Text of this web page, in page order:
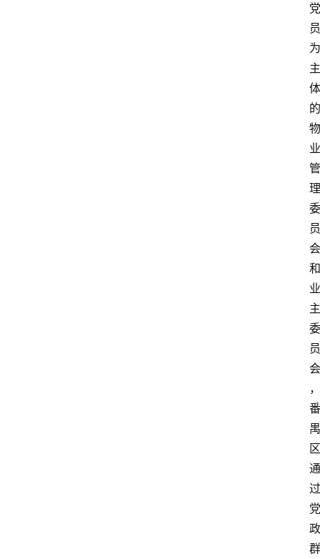
党
员
为
主
体
的
物
业
管
理
委
员
会
和
业
主
委
员
会
，
番
禺
区
通
过
党
政
群